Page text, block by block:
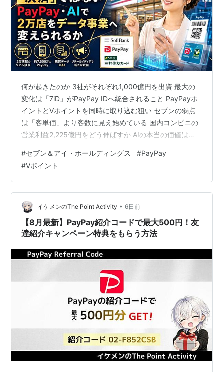
何が起きたのか 3社がそれぞれ1,000億円を出資 最大の
変化は「7iD」がPayPay IDへ統合されること PayPayポ
イントとVポイントを同時に取り込む狙い セブンの弱点
は「客単価」より客数に見え始めている 国内コンビニの
営業利益2,225億円をどう伸ばすか AIの本当の価値は
店×決済×ID×購買データ」の組み合わせ 投資家が検索し
たい気になるQ&A Q1. 3,000億円の出資はセブン＆アイ
の利益をすぐ押し上げますか？ Q2. PayPayとの連携で一
番重要なKPIは何ですか？ Q3. 自社株買いがあるなら株
主に有利ですか？ 強気・…
#セブン＆アイ・ホールディングス #PayPay
#Vポイント
イケメンのThe Point Activity • 6日前
【8月最新】PayPay紹介コードで最大500円！友
達紹介キャンペーン特典をもらう方法